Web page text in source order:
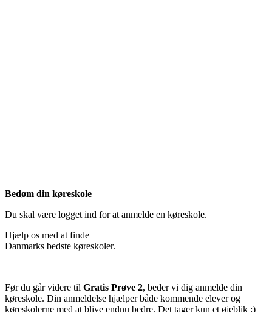
Bedøm din køreskole
Du skal være logget ind for at anmelde en køreskole.
Hjælp os med at finde
Danmarks bedste køreskoler.
Før du går videre til Gratis Prøve 2, beder vi dig anmelde din
køreskole. Din anmeldelse hjælper både kommende elever og
køreskolerne med at blive endnu bedre. Det tager kun et øjeblik :)